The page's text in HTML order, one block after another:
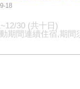
18
30 (共十日)
期間連續住宿,期間